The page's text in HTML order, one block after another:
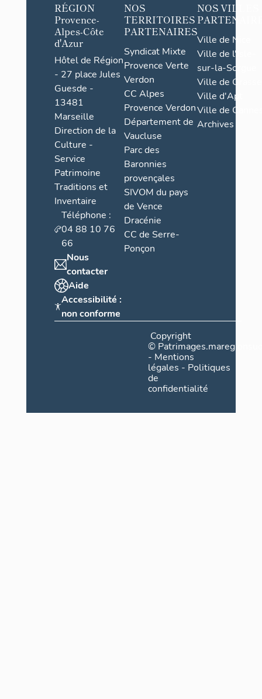
RÉGION
Provence-
Alpes-Côte
d'Azur
Hôtel de Région
- 27 place Jules
Guesde -
13481
Marseille
Direction de la
Culture -
Service
Patrimoine
Traditions et
Inventaire
Téléphone :
04 88 10 76
66
Nous
contacter
Aide
Accessibilité :
non conforme
NOS
TERRITOIRES
PARTENAIRES
Syndicat Mixte
Provence Verte
Verdon
CC Alpes
Provence Verdon
Département de
Vaucluse
Parc des
Baronnies
provençales
SIVOM du pays
de Vence
Dracénie
CC de Serre-
Ponçon
NOS VILLES
Ville de Nice
Ville de l'Isle-
sur-la-Sorgue
Ville de Grasse
Ville d'Apt
Ville de
Archives
Copyright
©
- Mentions
légales - Politiques
de
confidentialité